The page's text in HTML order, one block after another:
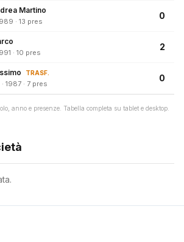
Martino
· 13 pres
0
· 10 pres
2
TRASF.
1987 · 7 pres
0
anno e presenze. Tabella completa su tablet e desktop.